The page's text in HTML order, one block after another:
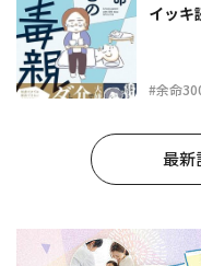
#余命
イッキ
最新